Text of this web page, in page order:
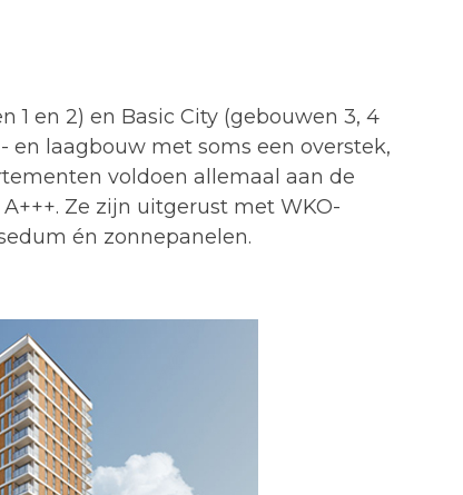
1 en 2) en Basic City (gebouwen 3, 4
en laagbouw met soms een overstek,
voldoen allemaal aan de
Ze zijn uitgerust met WKO-
én zonnepanelen.